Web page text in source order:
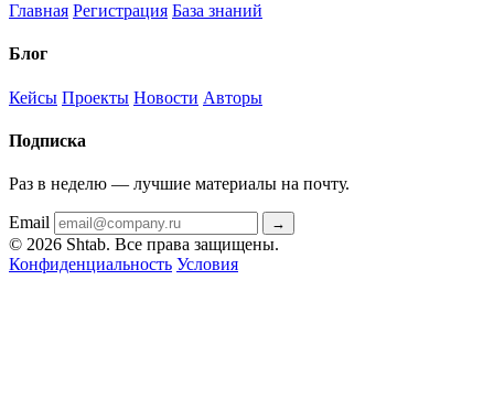
Главная Регистрация База знаний
Блог
Кейсы Проекты Новости Авторы
Подписка
Раз в неделю — лучшие материалы на почту.
Email →
© 2026 Shtab. Все права защищены.
Конфиденциальность Условия